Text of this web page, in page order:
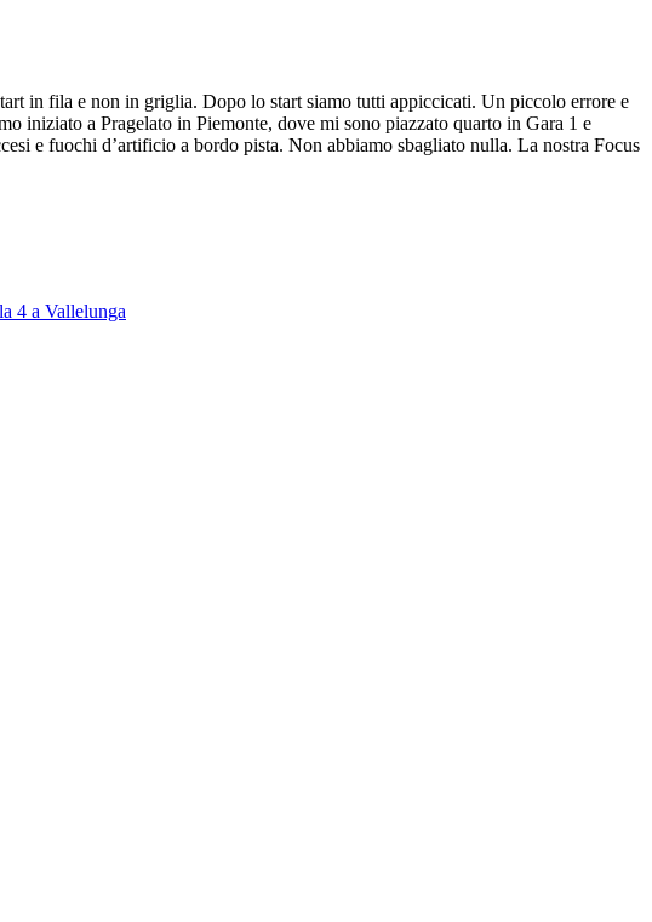
in fila e non in griglia. Dopo lo start siamo tutti appiccicati. Un piccolo errore e
iniziato a Pragelato in Piemonte, dove mi sono piazzato quarto in Gara 1 e
e fuochi d’artificio a bordo pista. Non abbiamo sbagliato nulla. La nostra Focus
4 a Vallelunga